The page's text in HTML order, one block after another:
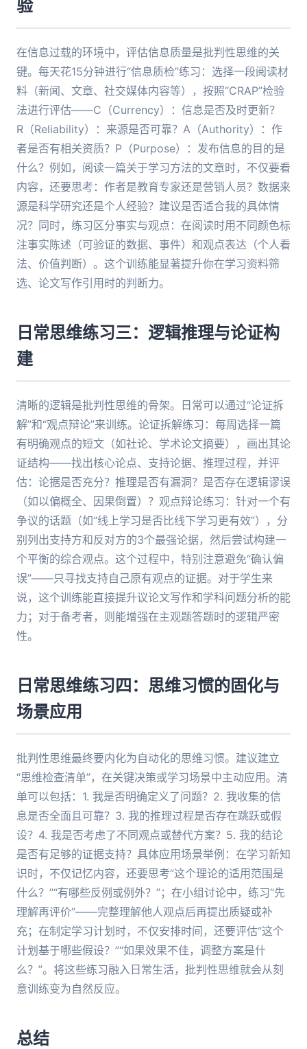
验
在信息过载的环境中，评估信息质量是批判性思维的关
键。每天花15分钟进行“信息质检”练习：选择一段阅读材
料（新闻、文章、社交媒体内容等），按照“CRAP”检验
法进行评估——C（Currency）：信息是否及时更新？
R（Reliability）：来源是否可靠？A（Authority）：作
者是否有相关资质？P（Purpose）：发布信息的目的是
什么？例如，阅读一篇关于学习方法的文章时，不仅要看
内容，还要思考：作者是教育专家还是营销人员？数据来
源是科学研究还是个人经验？建议是否适合我的具体情
况？同时，练习区分事实与观点：在阅读时用不同颜色标
注事实陈述（可验证的数据、事件）和观点表达（个人看
法、价值判断）。这个训练能显著提升你在学习资料筛
选、论文写作引用时的判断力。
日常思维练习三：逻辑推理与论证构
建
清晰的逻辑是批判性思维的骨架。日常可以通过“论证拆
解”和“观点辩论”来训练。论证拆解练习：每周选择一篇
有明确观点的短文（如社论、学术论文摘要），画出其论
证结构——找出核心论点、支持论据、推理过程，并评
估：论据是否充分？推理是否有漏洞？是否存在逻辑谬误
（如以偏概全、因果倒置）？观点辩论练习：针对一个有
争议的话题（如“线上学习是否比线下学习更有效”），分
别列出支持方和反对方的3个最强论据，然后尝试构建一
个平衡的综合观点。这个过程中，特别注意避免“确认偏
误”——只寻找支持自己原有观点的证据。对于学生来
说，这个训练能直接提升议论文写作和学科问题分析的能
力；对于备考者，则能增强在主观题答题时的逻辑严密
性。
日常思维练习四：思维习惯的固化与
场景应用
批判性思维最终要内化为自动化的思维习惯。建议建立
“思维检查清单”，在关键决策或学习场景中主动应用。清
单可以包括：1. 我是否明确定义了问题？2. 我收集的信
息是否全面且可靠？3. 我的推理过程是否存在跳跃或假
设？4. 我是否考虑了不同观点或替代方案？5. 我的结论
是否有足够的证据支持？具体应用场景举例：在学习新知
识时，不仅记忆内容，还要思考“这个理论的适用范围是
什么？”“有哪些反例或例外？”；在小组讨论中，练习“先
理解再评价”——完整理解他人观点后再提出质疑或补
充；在制定学习计划时，不仅安排时间，还要评估“这个
计划基于哪些假设？”“如果效果不佳，调整方案是什
么？”。将这些练习融入日常生活，批判性思维就会从刻
意训练变为自然反应。
总结